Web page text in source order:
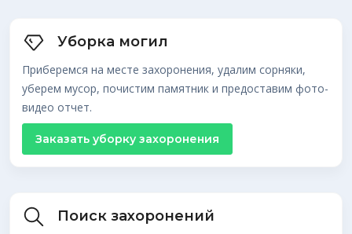
Уборка могил
Приберемся на месте захоронения, удалим сорняки,
уберем мусор, почистим памятник и предоставим фото-
видео отчет.
Заказать уборку захоронения
Поиск захоронений